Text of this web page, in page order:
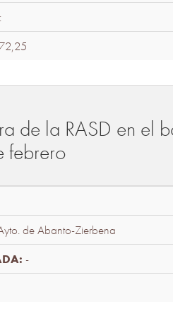
:
de la RASD en el
febrero
de Abanto-Zierbena
-